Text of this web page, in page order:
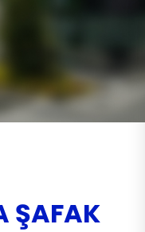
ŞAFAK